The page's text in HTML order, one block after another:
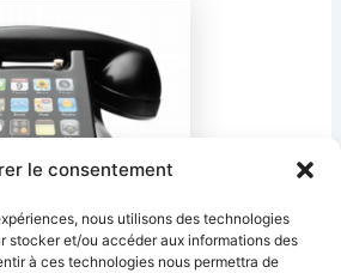
le consentement
nous utilisons des technologies
stocker et/ou accéder aux informations des
à ces technologies nous permettra de